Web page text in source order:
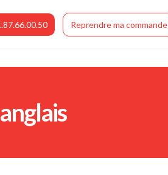
Reprendre ma commande